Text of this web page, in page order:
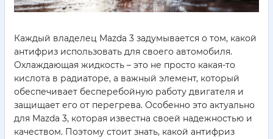
Каждый владелец Mazda 3 задумывается о том, какой
антифриз использовать для своего автомобиля.
Охлаждающая жидкость – это не просто какая-то
кислота в радиаторе, а важный элемент, который
обеспечивает бесперебойную работу двигателя и
защищает его от перегрева. Особенно это актуально
для Mazda 3, которая известна своей надежностью и
качеством. Поэтому стоит знать, какой антифриз